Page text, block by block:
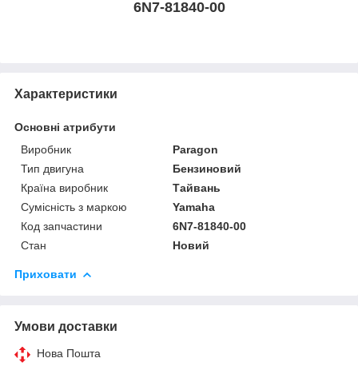
6N7-81840-00
Характеристики
Основні атрибути
Виробник
Paragon
Тип двигуна
Бензиновий
Країна виробник
Тайвань
Сумісність з маркою
Yamaha
Код запчастини
6N7-81840-00
Стан
Новий
Приховати
Умови доставки
Нова Пошта